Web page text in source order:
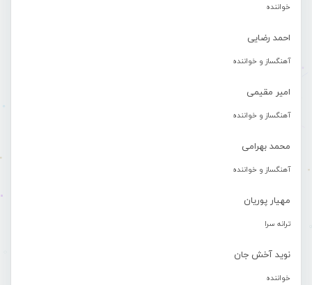
خواننده
احمد رضایی
آهنگساز و خواننده
امیر مقیمی
آهنگساز و خواننده
محمد بهرامی
آهنگساز و خواننده
مهیار پوریان
ترانه سرا
نوید آخش جان
خواننده